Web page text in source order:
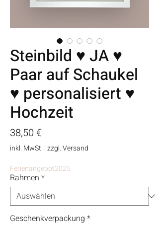
Steinbild ♥ JA ♥
Paar auf Schaukel
♥ personalisiert ♥
Hochzeit
38,50 €Preis
inkl. MwSt. |zzgl. Versand
Ferienangebot2025
Rahmen *
Geschenkverpackung *